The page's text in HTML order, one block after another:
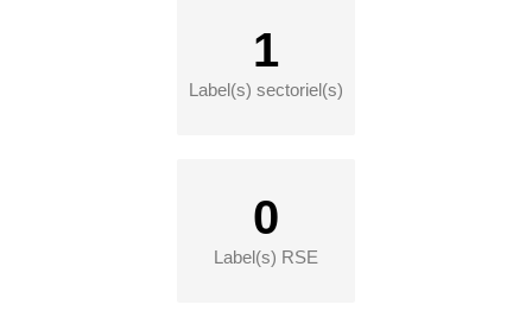
1
Label(s) sectoriel(s)
0
Label(s) RSE